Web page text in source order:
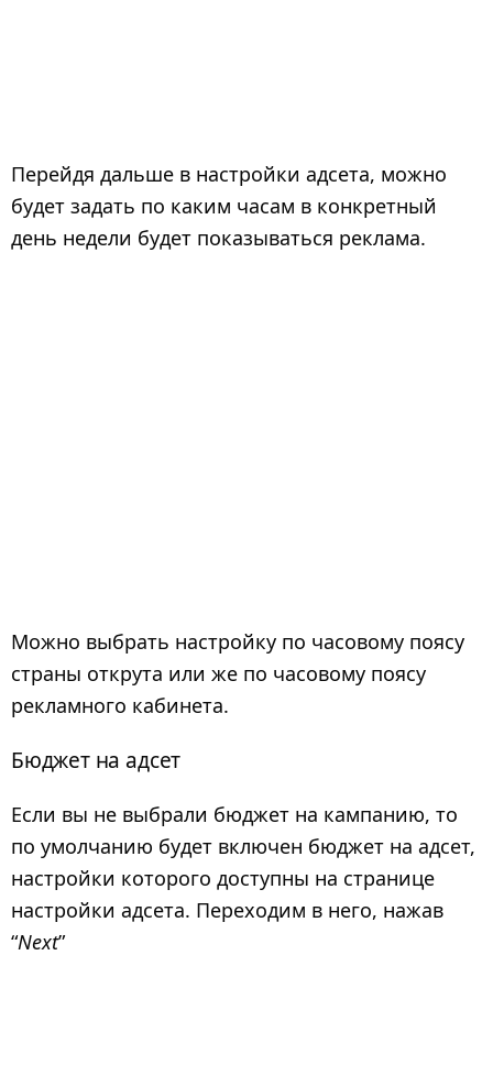
Перейдя дальше в настройки адсета, можно
будет задать по каким часам в конкретный
день недели будет показываться реклама.
Можно выбрать настройку по часовому поясу
страны открута или же по часовому поясу
рекламного кабинета.
Бюджет на адсет
Если вы не выбрали бюджет на кампанию, то
по умолчанию будет включен бюджет на адсет,
настройки которого доступны на странице
настройки адсета. Переходим в него, нажав
“Next”